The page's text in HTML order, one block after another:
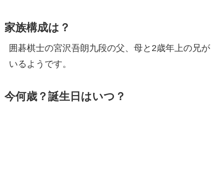
家族構成は？
囲碁棋士の宮沢吾朗九段の父、母と2歳年上の兄が
いるようです。
今何歳？誕生日はいつ？